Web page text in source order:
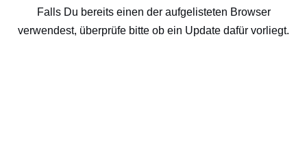
Falls Du bereits einen der aufgelisteten Browser
verwendest, überprüfe bitte ob ein Update dafür vorliegt.